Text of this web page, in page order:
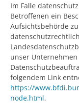
Im Falle
Betroffenen ein
Aufsichtsbehörde
unser
folgendem Link
https://
node.html.